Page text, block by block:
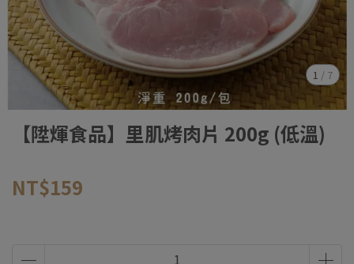
1 / 7
【陞煇食品】里肌烤肉片 200g (低溫)
NT$159